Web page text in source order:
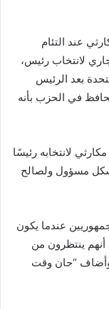
عند التئام
لانتخاب رئيس،
بعد الرئيس
في الحزب بأنه
لانتخابه رئيسًا
مسؤول ولصالح
عندما يكون
ينتظرون من
وأضاف “حان وقت